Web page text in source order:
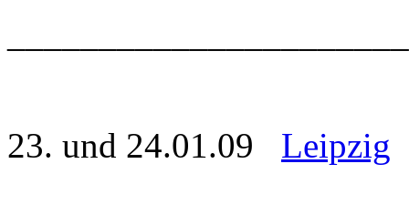
23. und 24.01.09 Leipzig